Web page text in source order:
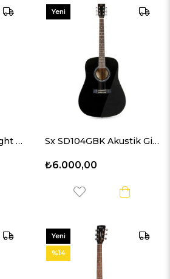
SX SD204 Dreadnought Akustik Gitar (Natural) Sx SD104GBK Akustik Gitar
₺6.000,00
Yeni
Yeni
Ürün
%14